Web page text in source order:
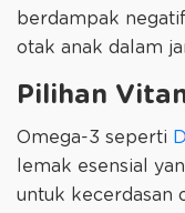
berdampak
otak anak dalam
Pilihan
Omega-3 seperti
lemak esensial
untuk kecerdasan